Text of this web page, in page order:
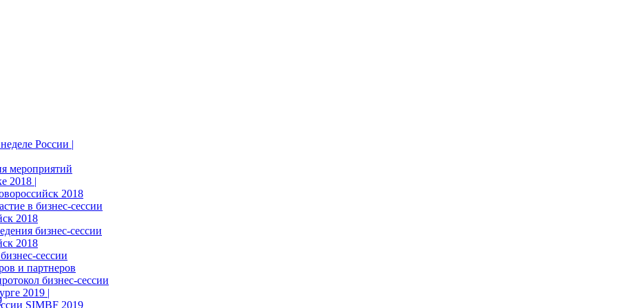
2018 |
2018
в бизнес-сессии
2018
бизнес-сессии
2018
сессии
и партнеров
бизнес-сессии
2019 |
SIMBF 2019
России |
мероприятий